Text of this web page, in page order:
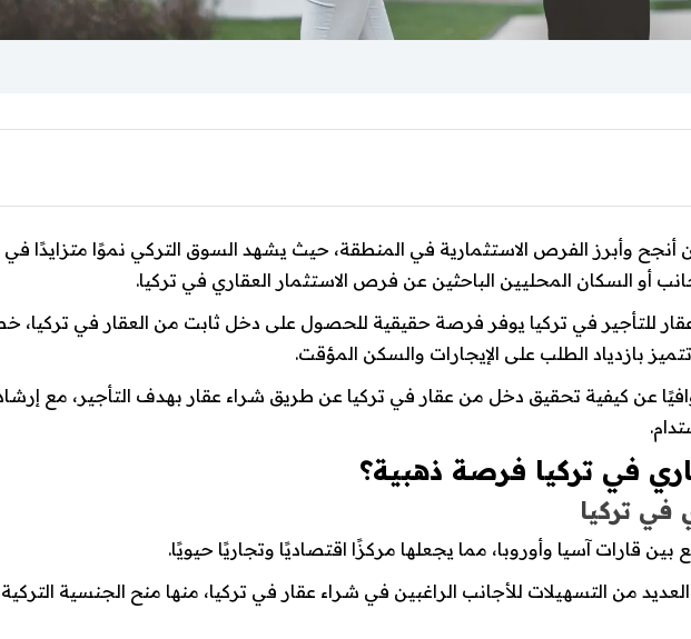
أنجح وأبرز الفرص الاستثمارية في المنطقة، حيث يشهد السوق التركي نموًا متزايدًا في
أو السكان المحليين الباحثين عن فرص الاستثمار العقاري في تركيا.
للتأجير في تركيا يوفر فرصة حقيقية للحصول على دخل ثابت من العقار في تركيا،
بازدياد الطلب على الإيجارات والسكن المؤقت.
عن كيفية تحقيق دخل من عقار في تركيا عن طريق شراء عقار بهدف التأجير، مع
في تركيا فرصة ذهبية؟
في تركيا
قارات آسيا وأوروبا، مما يجعلها مركزًا اقتصاديًا وتجاريًا حيويًا.
من التسهيلات للأجانب الراغبين في شراء عقار في تركيا، منها منح الجنسية